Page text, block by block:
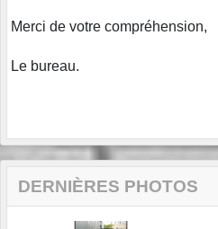
Merci de votre compréhension,
Le bureau.
DERNIÈRES PHOTOS